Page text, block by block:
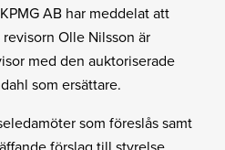
AB har meddelat att
Olle Nilsson är
med den auktoriserade
som ersättare.
som föreslås samt